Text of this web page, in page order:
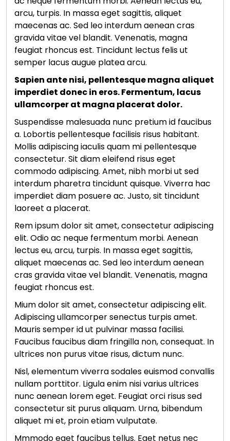
arcu, turpis. In massa eget sagittis, aliquet
maecenas ac. Sed leo interdum aenean cras
gravida vitae vel blandit. Venenatis, magna
feugiat rhoncus est. Tincidunt lectus felis ut
semper lacus augue platea arcu.
Sapien ante nisi, pellentesque magna aliquet
imperdiet donec in eros. Fermentum, lacus
ullamcorper at magna placerat dolor.
Suspendisse malesuada nunc pretium id faucibus
a. Lobortis pellentesque facilisis risus habitant.
Mollis adipiscing iaculis quam mi pellentesque
consectetur. Sit diam eleifend risus eget
commodo adipiscing. Amet, nibh morbi ut sed
interdum pharetra tincidunt quisque. Viverra hac
imperdiet diam posuere ac. Justo, sit tincidunt
laoreet a placerat.
Rem ipsum dolor sit amet, consectetur adipiscing
elit. Odio ac neque fermentum morbi. Aenean
lectus eu, arcu, turpis. In massa eget sagittis,
aliquet maecenas ac. Sed leo interdum aenean
cras gravida vitae vel blandit. Venenatis, magna
feugiat rhoncus est.
Mium dolor sit amet, consectetur adipiscing elit.
Adipiscing ullamcorper senectus turpis amet.
Mauris semper id ut pulvinar massa facilisi.
Faucibus faucibus diam fringilla non, consequat. In
ultrices non purus vitae risus, dictum nunc.
Nisl, elementum viverra sodales euismod convallis
nullam porttitor. Ligula enim nisi varius ultrices
nunc aenean lorem eget. Feugiat orci risus sed
consectetur sit purus aliquam. Urna, bibendum
aliquet mi et, proin etiam vulputate.
Mmmodo eget faucibus tellus. Eget netus nec